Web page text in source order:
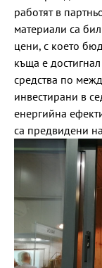
работят в
материали са
цени, с което
къща е
средства по
инвестирани в
енергийна
са предвидени